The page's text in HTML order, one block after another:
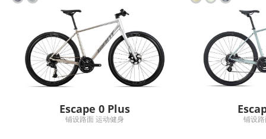
Escape 0 Plus
铺设路面 运动健身 铺设